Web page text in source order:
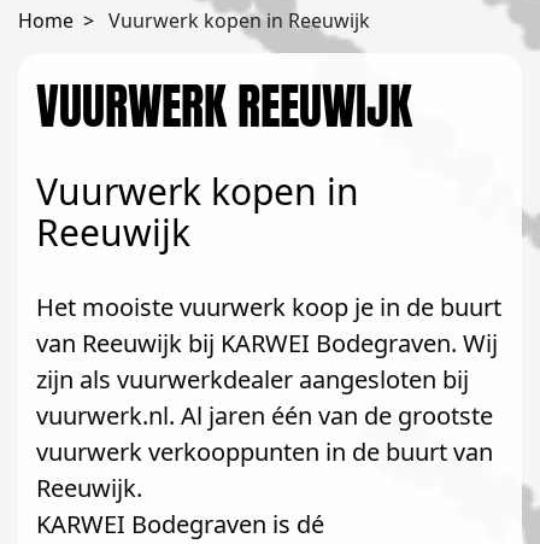
Home Vuurwerk kopen in Reeuwijk
VUURWERK REEUWIJK
Vuurwerk kopen in
Reeuwijk
Het mooiste vuurwerk koop je in de buurt
van Reeuwijk bij KARWEI Bodegraven. Wij
zijn als vuurwerkdealer aangesloten bij
vuurwerk.nl. Al jaren één van de grootste
vuurwerk verkooppunten in de buurt van
Reeuwijk.
KARWEI Bodegraven is dé